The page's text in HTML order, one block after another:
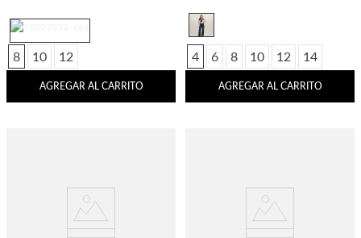
8 10 12
AGREGAR AL CARRITO
4 6 8 10 12 14
AGREGAR AL CARRITO